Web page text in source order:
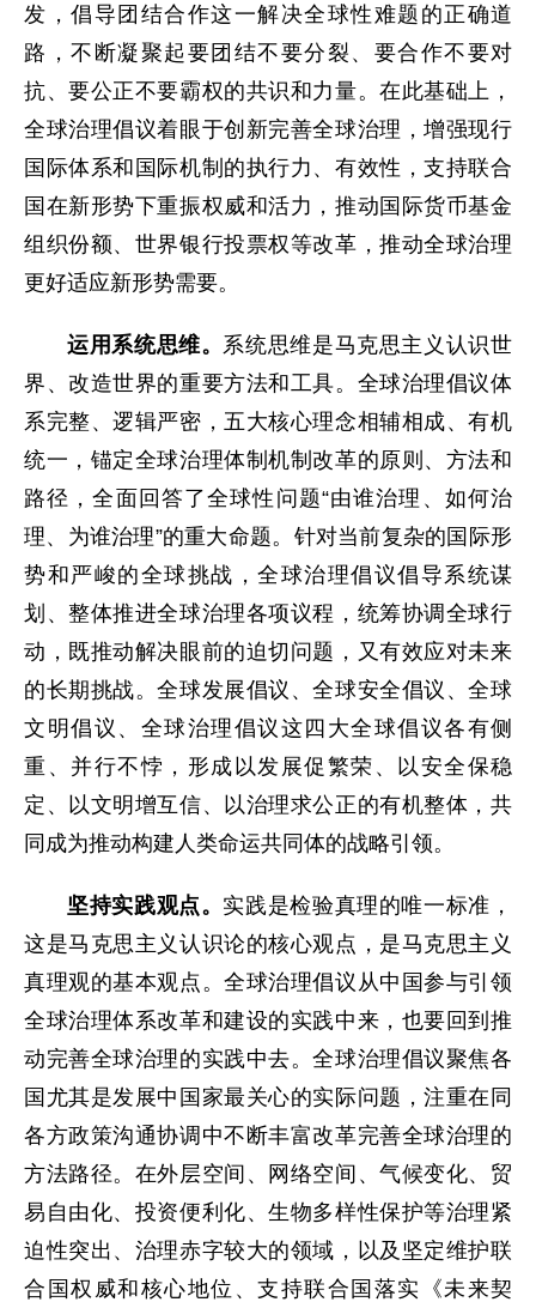
发，倡导团结合作这一解决全球性难题的正确道
路，不断凝聚起要团结不要分裂、要合作不要对
抗、要公正不要霸权的共识和力量。在此基础上，
全球治理倡议着眼于创新完善全球治理，增强现行
国际体系和国际机制的执行力、有效性，支持联合
国在新形势下重振权威和活力，推动国际货币基金
组织份额、世界银行投票权等改革，推动全球治理
更好适应新形势需要。
运用系统思维。 系统思维是马克思主义认识世
界、改造世界的重要方法和工具。全球治理倡议体
系完整、逻辑严密，五大核心理念相辅相成、有机
统一，锚定全球治理体制机制改革的原则、方法和
路径，全面回答了全球性问题“由谁治理、如何治
理、为谁治理”的重大命题。针对当前复杂的国际形
势和严峻的全球挑战，全球治理倡议倡导系统谋
划、整体推进全球治理各项议程，统筹协调全球行
动，既推动解决眼前的迫切问题，又有效应对未来
的长期挑战。全球发展倡议、全球安全倡议、全球
文明倡议、全球治理倡议这四大全球倡议各有侧
重、并行不悖，形成以发展促繁荣、以安全保稳
定、以文明增互信、以治理求公正的有机整体，共
同成为推动构建人类命运共同体的战略引领。
坚持实践观点。 实践是检验真理的唯一标准，
这是马克思主义认识论的核心观点，是马克思主义
真理观的基本观点。全球治理倡议从中国参与引领
全球治理体系改革和建设的实践中来，也要回到推
动完善全球治理的实践中去。全球治理倡议聚焦各
国尤其是发展中国家最关心的实际问题，注重在同
各方政策沟通协调中不断丰富改革完善全球治理的
方法路径。在外层空间、网络空间、气候变化、贸
易自由化、投资便利化、生物多样性保护等治理紧
迫性突出、治理赤字较大的领域，以及坚定维护联
合国权威和核心地位、支持联合国落实《未来契